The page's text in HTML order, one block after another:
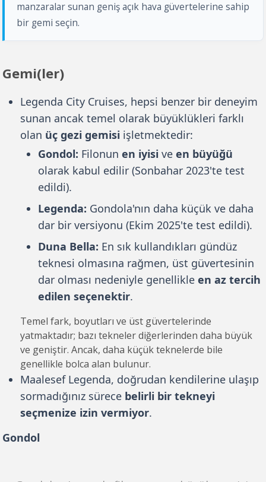
manzaralar sunan geniş açık hava güvertelerine sahip
bir gemi seçin.
Gemi(ler)
Legenda City Cruises, hepsi benzer bir deneyim
sunan ancak temel olarak büyüklükleri farklı
olan üç gezi gemisi işletmektedir:
Gondol: Filonunen iyisi veen büyüğü
olarak kabul edilir (Sonbahar 2023'te test
edildi).
Legenda: Gondola'nın daha küçük ve daha
dar bir versiyonu (Ekim 2025'te test edildi).
Duna Bella: En sık kullandıkları gündüz
teknesi olmasına rağmen, üst güvertesinin
dar olması nedeniyle genellikleen az tercih
edilen seçenektir.
Temel fark, boyutları ve üst güvertelerinde
yatmaktadır; bazı tekneler diğerlerinden daha büyük
ve geniştir. Ancak, daha küçük teknelerde bile
genellikle bolca alan bulunur.
Maalesef Legenda, doğrudan kendilerine ulaşıp
sormadığınız sürece belirli bir tekneyi
seçmenize izin vermiyor.
Gondol